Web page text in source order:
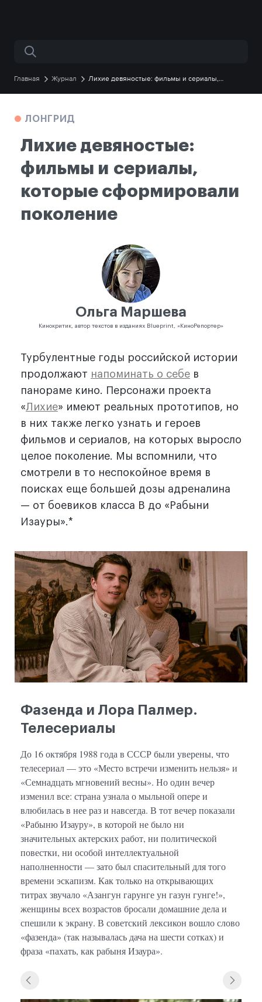
Поиск по сайту
Главная Журнал
Лихие девяностые: фильмы и сериалы,
ЛОНГРИД
Лихие девяностые:
фильмы и сериалы,
которые сформировали
поколение
Ольга Маршева
Кинокритик, автор текстов в изданиях Blueprint, «КиноРепортер»
Турбулентные годы российской истории
продолжают напоминать о себев
панораме кино. Персонажи проекта
«Лихие» имеют реальных прототипов, но
в них также легко узнать и героев
фильмов и сериалов, на которых выросло
целое поколение. Мы вспомнили, что
смотрели в то неспокойное время в
поисках еще большей дозы адреналина
— от боевиков класса B до «Рабыни
Изауры».*
Фазенда и Лора Палмер.
Телесериалы
До 16 октября 1988 года в СССР были уверены, что
телесериал — это «Место встречи изменить нельзя» и
«Семнадцать мгновений весны». Но один вечер
изменил все: страна узнала о мыльной опере и
влюбилась в нее раз и навсегда. В тот вечер показали
«Рабыню Изауру», в которой не было ни
значительных актерских работ, ни политической
повестки, ни особой интеллектуальной
наполненности — зато был спасительный для того
времени эскапизм. Как только на открывающих
титрах звучало «Азангун гарунге ун газун гунге!»,
женщины всех возрастов бросали домашние дела и
спешили к экрану. В советский лексикон вошло слово
«фазенда» (так называлась дача на шести сотках) и
фраза «пахать, как рабыня Изаура».